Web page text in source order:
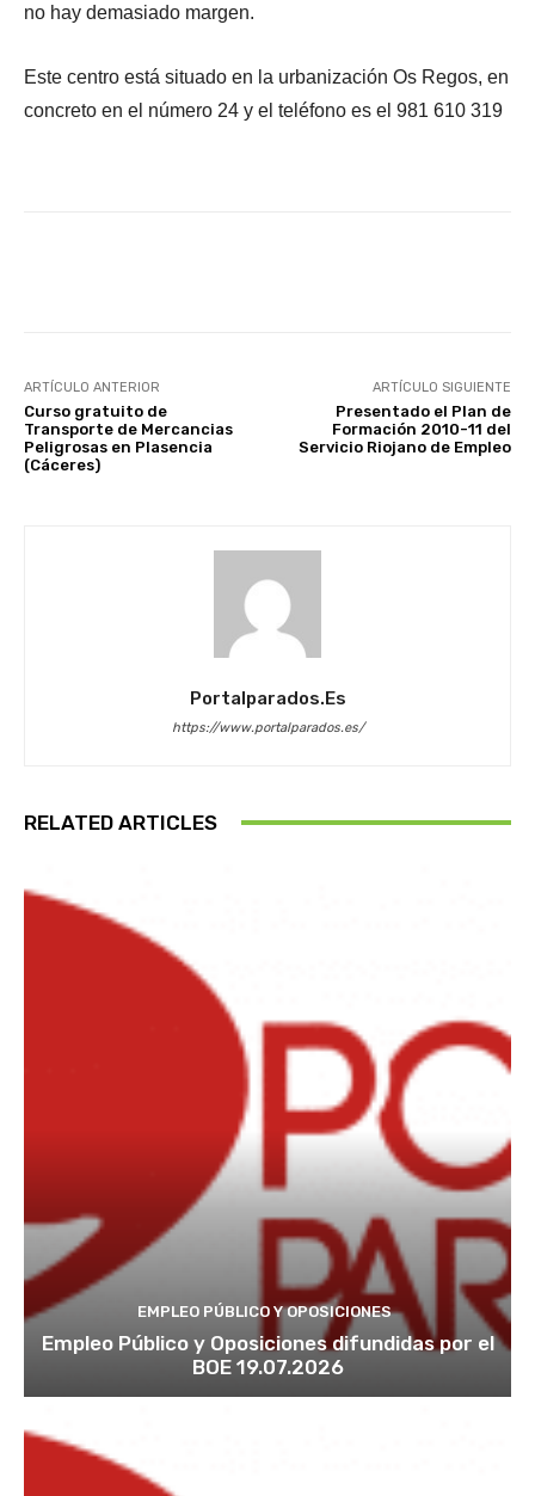
no hay demasiado margen.
Este centro está situado en la urbanización Os Regos, en
concreto en el número 24 y el teléfono es el 981 610 319
ARTÍCULO ANTERIOR
Curso gratuito de
Transporte de Mercancias
Peligrosas en Plasencia
(Cáceres)
ARTÍCULO SIGUIENTE
Presentado el Plan de
Formación 2010-11 del
Servicio Riojano de Empleo
Portalparados.es
https://www.portalparados.es/
RELATED ARTICLES
EMPLEO PÚBLICO Y OPOSICIONES
Empleo Público y Oposiciones difundidas por el
BOE 19.07.2026